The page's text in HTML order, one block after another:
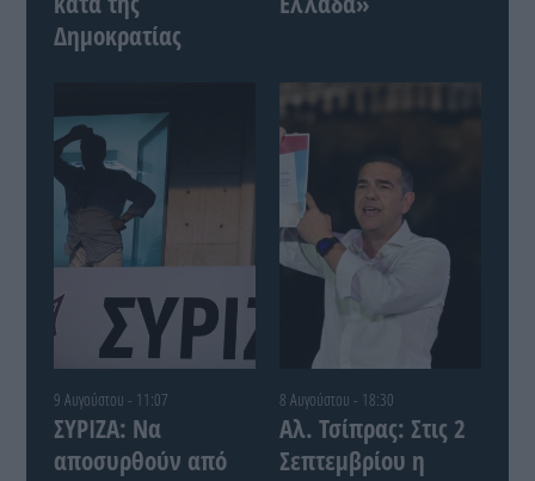
Δημοκρατίας
9 Αυγούστου - 11:07
ΣΥΡΙΖΑ: Να
αποσυρθούν από
8 Αυγούστου - 18:30
Αλ. Τσίπρας: Στις 2
Σεπτεμβρίου η